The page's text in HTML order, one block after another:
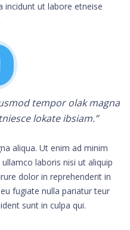
incidunt ut labore etneise
tempor olak magna
lokate ibsiam.”
aliqua. Ut enim ad minim
laboris nisi ut aliquip
dolor in reprehenderit in
fugiate nulla pariatur teur
sunt in culpa qui.